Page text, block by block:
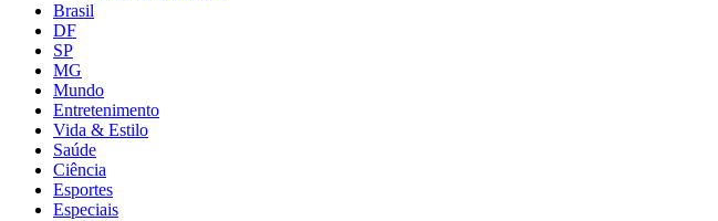
Brasil
DF
SP
MG
Mundo
Entretenimento
Vida & Estilo
Saúde
Ciência
Esportes
Especiais